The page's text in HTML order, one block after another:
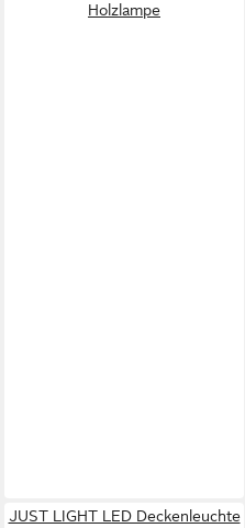
Holzlampe
JUST LIGHT LED Deckenleuchte